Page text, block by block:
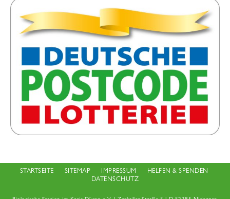
STARTSEITE SITEMAP IMPRESSUM
HELFEN & SPENDEN
DATENSCHUTZ